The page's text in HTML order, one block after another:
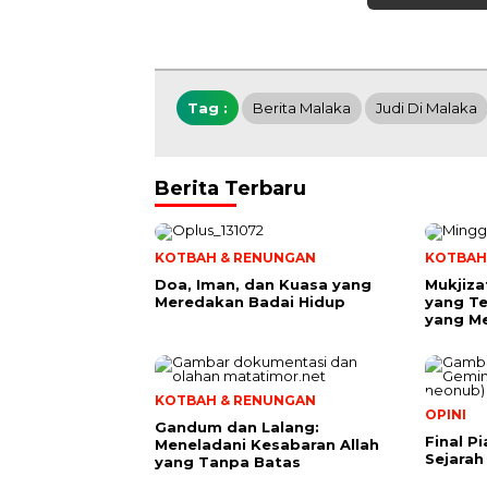
Tag : Berita Malaka Judi Di Malaka
Berita Terbaru
KOTBAH & RENUNGAN
​Doa, Iman, dan Kuasa yang
Meredakan Badai Hidup
yang
yang
KOTBAH & RENUNGAN
Gandum dan Lalang:
Meneladani Kesabaran Allah
yang Tanpa Batas
OPINI
Final